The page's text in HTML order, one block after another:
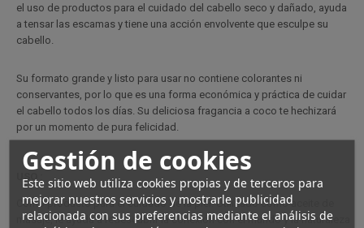
Gestión de cookies
Este sitio web utiliza cookies propias y de terceros para
mejorar nuestros servicios y mostrarle publicidad
relacionada con sus preferencias mediante el análisis de
el uso de productos para el cuidado del cabello seco y dañado, ayuda
a tensar las escamas y tiene una acción envolvente que esculpe su
cabello.
Su formato grande y listo para usar no contiene colorantes ni
conservantes, por lo que es una forma económica y práctica de cuidar
el cabello todos los días. Su deliciosa fragancia a coco te hechizará
por un momento de pura felicidad.
Como producto para el cuidado de la piel: Utilizado como aceite de
masaje, le ayuda a redescubrir la conexión con el mundo y la naturaleza